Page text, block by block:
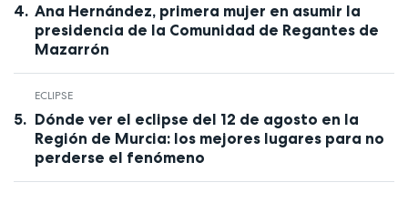
Ana Hernández, primera mujer en asumir la
presidencia de la Comunidad de Regantes de
Mazarrón
ECLIPSE
Dónde ver el eclipse del 12 de agosto en la
Región de Murcia: los mejores lugares para no
perderse el fenómeno